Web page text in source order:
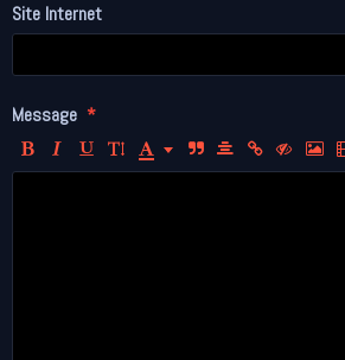
Site Internet
Message